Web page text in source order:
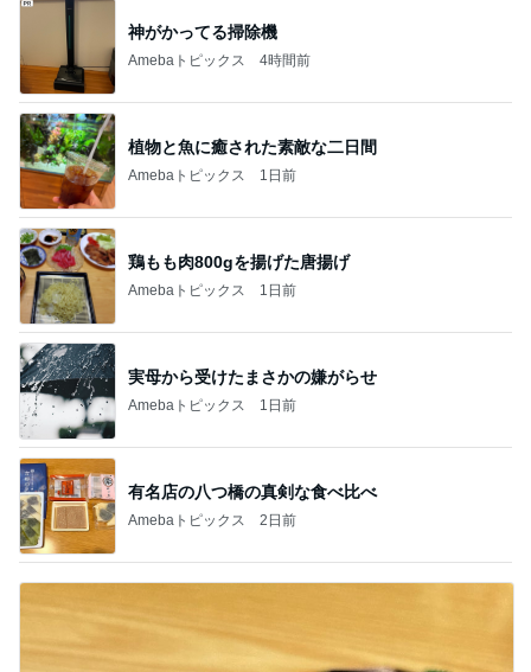
神がかってる掃除機
Amebaトピックス 4時間前
植物と魚に癒された素敵な二日間
Amebaトピックス 1日前
鶏もも肉800gを揚げた唐揚げ
Amebaトピックス 1日前
実母から受けたまさかの嫌がらせ
Amebaトピックス 1日前
有名店の八つ橋の真剣な食べ比べ
Amebaトピックス 2日前